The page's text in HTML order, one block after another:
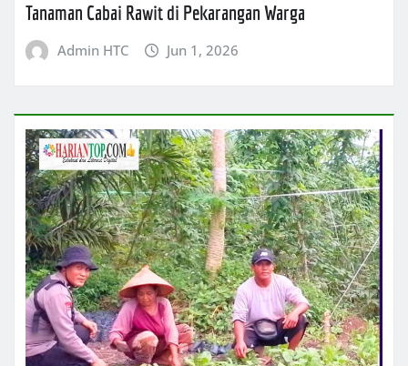
Tanaman Cabai Rawit di Pekarangan Warga
Admin HTC Jun 1, 2026